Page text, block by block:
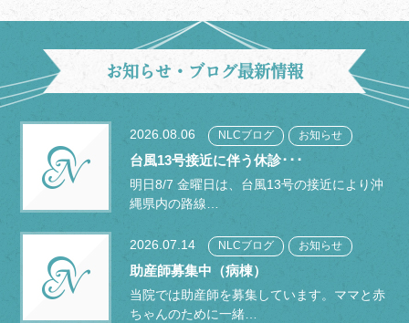
お知らせ・ブログ最新情報
2026.08.06 NLCブログ お知らせ
台風13号接近に伴う休診･･･
明日8/7 金曜日は、台風13号の接近により沖
縄県内の路線…
2026.07.14 NLCブログ お知らせ
助産師募集中（病棟）
当院では助産師を募集しています。ママと赤
ちゃんのために一緒…